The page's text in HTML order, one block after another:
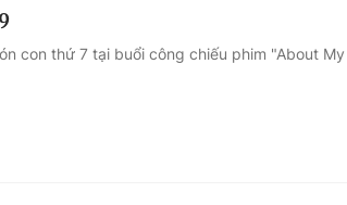
con thứ 7 tại buổi công chiếu phim "About My